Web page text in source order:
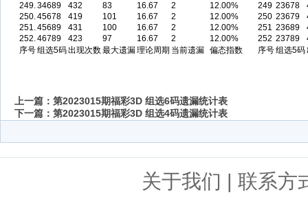
249.34689 432 83 16.67 2
12.00%
250.45678 419 101 16.67 2
12.00%
251.45689 431 100 16.67 2
12.00%
252.46789 423 97 16.67 2
12.00%
序号组选5码出现次数最大遗漏理论周期 当前遗漏 偏态指数
249 23678
250 23679
251 23689
252 23789
序号组选5码
上一篇： 第2023015期福彩3D 组选6码遗漏统计表
下一篇： 第2023015期福彩3D 组选4码遗漏统计表
关于我们 | 联系方